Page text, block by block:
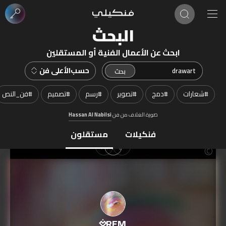
البحث
ابحث عن الأعمال الفنية أو المستقلين
حسبالأعلى فن
#شعارات #دمج #تصوير #رسم #تصميم #فن_النص
صورة الغلاف من فنHassan Al Nabilsi
فنكيلات مستقلون